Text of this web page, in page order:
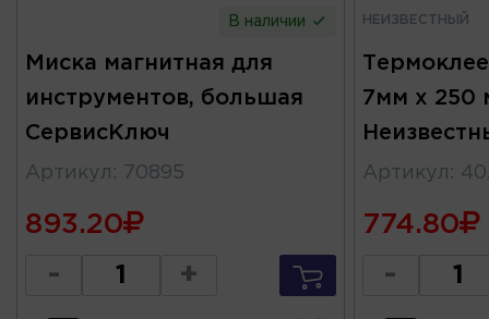
В наличии
Миска магнитная для
инструментов, большая
СервисКлюч
Артикул : 70895
893.20
- +
НЕИЗВЕСТНЫЙ
7мм х 250
Артикул :
774.80
-